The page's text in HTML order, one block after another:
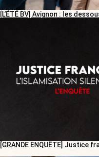
[L’ÉTÉ BV] Avignon : les
[GRANDE ENQUÊTE] Justice